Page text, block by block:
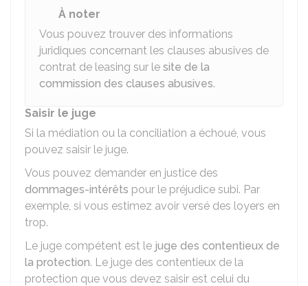
À noter
Vous pouvez trouver des informations
juridiques concernant les clauses abusives de
contrat de leasing sur le site de la
commission des clauses abusives.
Saisir le juge
Si la médiation ou la conciliation a échoué, vous
pouvez saisir le juge.
Vous pouvez demander en justice des
dommages-intérêts pour le préjudice subi. Par
exemple, si vous estimez avoir versé des loyers en
trop.
Le juge compétent est le juge des contentieux de
la protection. Le juge des contentieux de la
protection que vous devez saisir est celui du